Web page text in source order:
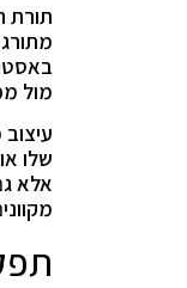
תורת
מול
שלו
אלא